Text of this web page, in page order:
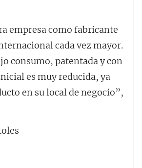
empresa como fabricante
cada vez mayor.
consumo, patentada y con
es muy reducida, ya
en su local de negocio”,